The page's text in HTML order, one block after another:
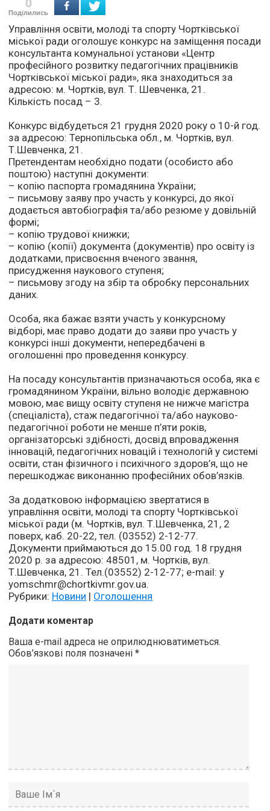
Поділились
Управління освіти, молоді та спорту Чортківської
міської ради оголошує конкурс на заміщення посади
консультанта комунальної установи «Центр
професійного розвитку педагогічних працівників
Чортківської міської ради», яка знаходиться за
адресою: м. Чортків, вул. Т. Шевченка, 21.
Кількість посад – 3.
Конкурс відбудеться 21 грудня 2020 року о 10-й год.
за адресою: Тернопільська обл., м. Чортків, вул.
Т.Шевченка, 21.
Претендентам необхідно подати (особисто або
поштою) наступні документи:
– копію паспорта громадянина України;
– письмову заяву про участь у конкурсі, до якої
додається автобіографія та/або резюме у довільній
формі;
– копію трудової книжки;
– копію (копії) документа (документів) про освіту із
додатками, присвоєння вченого звання,
присудження наукового ступеня;
– письмову згоду на збір та обробку персональних
даних.
Особа, яка бажає взяти участь у конкурсному
відборі, має право додати до заяви про участь у
конкурсі інші документи, непередбачені в
оголошенні про проведення конкурсу.
На посаду консультантів призначаються особа, яка є
громадянином України, вільно володіє державною
мовою, має вищу освіту ступеня не нижче магістра
(спеціаліста), стаж педагогічної та/або науково-
педагогічної роботи не менше п’яти років,
організаторські здібності, досвід впровадження
інновацій, педагогічних новацій і технологій у системі
освіти, стан фізичного і психічного здоров’я, що не
перешкоджає виконанню професійних обов’язків.
За додатковою інформацією звертатися в
управління освіти, молоді та спорту Чортківської
міської ради (м. Чортків, вул. Т.Шевченка, 21, 2
поверх, каб. 20-22, тел. (03552) 2-12-77.
Документи приймаються до 15.00 год. 18 грудня
2020 р. за адресою: 48501, м. Чортків, вул.
Т.Шевченка, 21. Тел.(03552) 2-12-77; e-mail: y
yomschmr@chortkivmr.gov.ua.
Рубрики: Новини | Оголошення
Додати коментар
Ваша e-mail адреса не оприлюднюватиметься.
Обов’язкові поля позначені*